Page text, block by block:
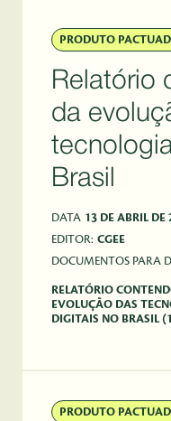
PRODUTO
Relatório
da
Brasil
DATA 13 DE ABRIL DE
EDITOR: CGEE
DOCUMENTOS PARA
RELATÓRIO
EVOLUÇÃO DAS
DIGITAIS NO BRASIL
PRODUTO